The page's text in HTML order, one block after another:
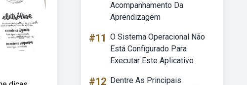
Acompanhamento Da
Aprendizagem
#11 O Sistema Operacional Não
Está Configurado Para
Executar Este Aplicativo
#12 Dentre As Principais